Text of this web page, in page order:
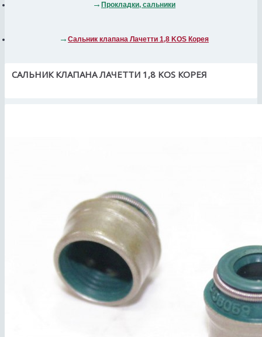
Прокладки, сальники
Сальник клапана Лачетти 1,8 KOS Корея
САЛЬНИК КЛАПАНА ЛАЧЕТТИ 1,8 KOS КОРЕЯ